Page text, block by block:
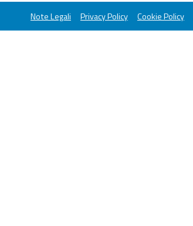
Note Legali Privacy Policy Cookie Policy